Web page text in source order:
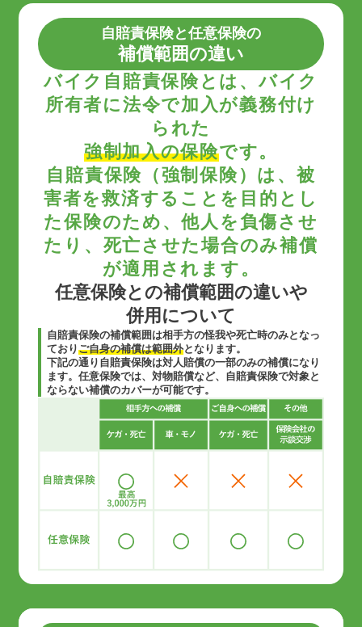
自賠責保険と任意保険の
補償範囲の違い
バイク自賠責保険とは、バイク
所有者に法令で加入が義務付け
られた
強制加入の保険です。
自賠責保険（強制保険）は、被
害者を救済することを目的とし
た保険のため、他人を負傷させ
たり、死亡させた場合のみ補償
が適用されます。
任意保険との補償範囲の違いや
併用について
自賠責保険の補償範囲は相手方の怪我や死亡時のみとなっ
ておりご自身の補償は範囲外となります。
下記の通り自賠責保険は対人賠償の一部のみの補償になり
ます。任意保険では、対物賠償など、自賠責保険で対象と
ならない補償のカバーが可能です。